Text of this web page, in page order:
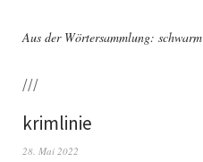
Aus der Wörtersammlung: schwarm
///
krimlinie
28. Mai 2022